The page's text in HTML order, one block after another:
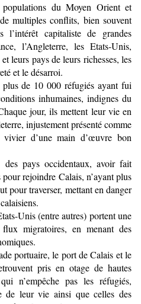
du Moyen Orient et
multiples conflits, bien souvent
l’intérêt capitaliste de grandes
l’Angleterre, les Etats-Unis,
leurs pays de leurs richesses, les
et le désarroi.
de 10 000 réfugiés ayant fui
inhumaines, indignes du
jour, ils mettent leur vie en
injustement présenté comme
d’une main d’œuvre bon
pays occidentaux, avoir fait
rejoindre Calais, n’ayant plus
pour traverser, mettant en danger
Unis (entre autres) portent une
migratoires, en menant des
portuaire, le port de Calais et le
pris en otage de hautes
n’empêche pas les réfugiés,
de leur vie ainsi que celles des